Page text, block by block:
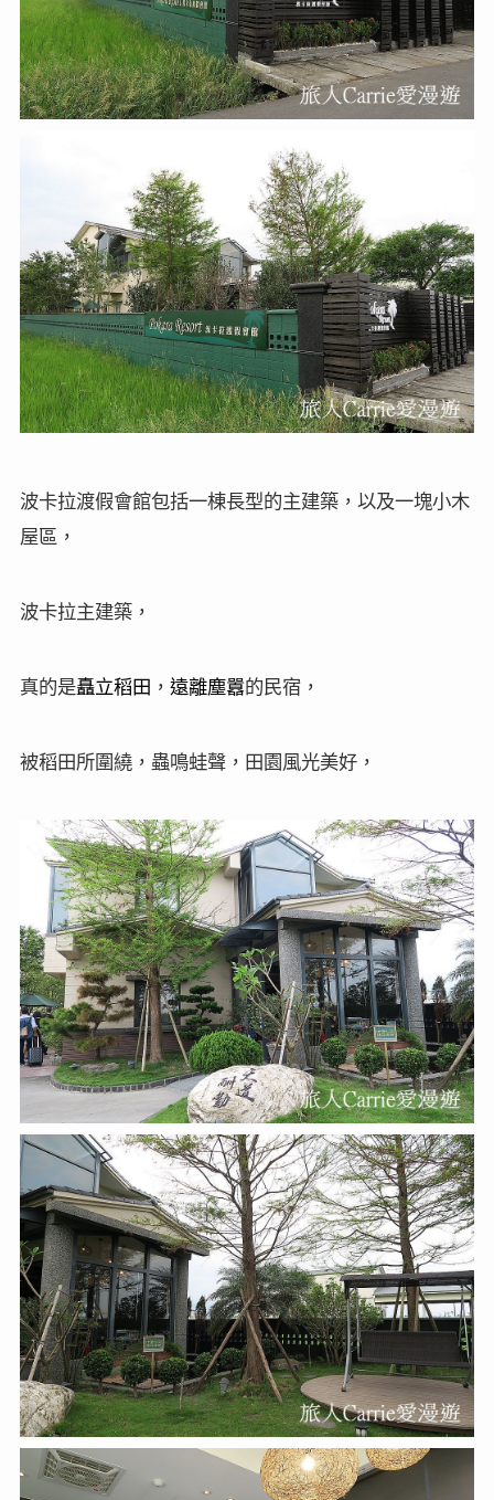
波卡拉渡假會館包括一棟長型的主建築，以及一塊小木
屋區，
波卡拉主建築，
真的是矗立稻田 ， 遠離塵囂的民宿，
被稻田所圍繞，蟲鳴蛙聲，田園風光美好，